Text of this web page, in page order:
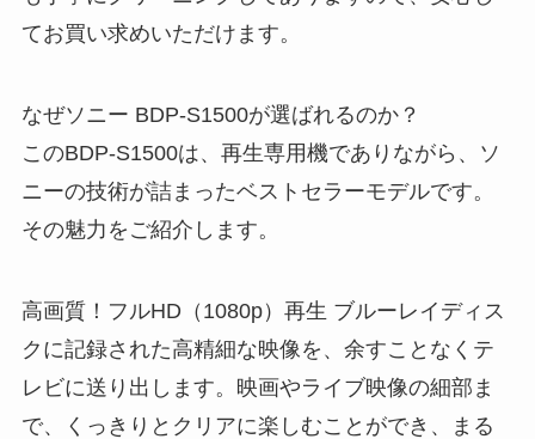
てお買い求めいただけます。
なぜソニー BDP-S1500が選ばれるのか？
このBDP-S1500は、再生専用機でありながら、ソ
ニーの技術が詰まったベストセラーモデルです。
その魅力をご紹介します。
高画質！フルHD（1080p）再生 ブルーレイディス
クに記録された高精細な映像を、余すことなくテ
レビに送り出します。映画やライブ映像の細部ま
で、くっきりとクリアに楽しむことができ、まる